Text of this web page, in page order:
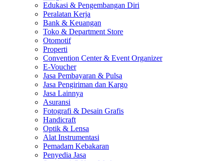
Edukasi & Pengembangan Diri
Peralatan Kerja
Bank & Keuangan
Toko & Department Store
Otomotif
Properti
Convention Center & Event Organizer
E-Voucher
Jasa Pembayaran & Pulsa
Jasa Pengiriman dan Kargo
Jasa Lainnya
Asuransi
Fotografi & Desain Grafis
Handicraft
Optik & Lensa
Alat Instrumentasi
Pemadam Kebakaran
Penyedia Jasa